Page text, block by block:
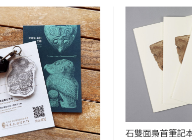
石雙面梟首筆記